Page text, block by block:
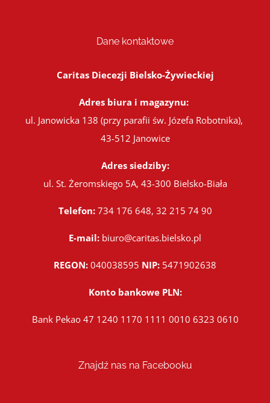
Dane kontaktowe
Caritas Diecezji Bielsko-Żywieckiej
Adres biura i magazynu:
ul. Janowicka 138 (przy parafii św. Józefa Robotnika),
43-512 Janowice
Adres siedziby:
ul. St. Żeromskiego 5A, 43-300 Bielsko-Biała
Telefon:734 176 648, 32 215 74 90
E-mail: biuro@caritas.bielsko.pl
REGON: 040038595 NIP: 5471902638
Konto bankowe PLN:
Bank Pekao 47 1240 1170 1111 0010 6323 0610
Znajdź nas na Facebooku